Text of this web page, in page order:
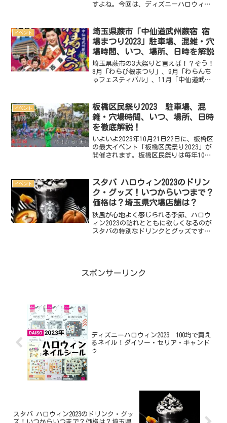
すよね。今回は、ディズニーハロウィン
アートアイテムをご紹介します。ダイソ
ー、セリア、キャ...
イベント
埼玉県蕨市「中仙道武州蕨宿 宿
場まつり2023」駐車場、混雑・穴
場時間、いつ、場所、日時を解説
埼玉県蕨市の3大祭りと言えば！？そう！
8月「わらび機まつり」、9月「わらんち
ゅフェスティバル」、11月「中仙道武州
宿 宿場まつり」が開催されます。織姫道
中パレ...
イベント
板橋区民祭り2023 駐車場、混
雑・穴場時間、いつ、場所、日時
を徹底解説！
いよいよ2023年10月21日22日に、板橋区
の最大イベント「板橋区民祭り2023」が
開催されます。板橋区民祭りは毎年10月
る大規模なイベントです。バラエティー
豊か...
イベント
スタバ ハロウィン2023のドリン
ク・グッズ！いつからいつまで？
価格は？埼玉県穴場店舗は？
秋風が心地よく感じられる季節、ハロウ
ィン2023の訪れとともに欲しくなるのが
スタバの特別なドリンクとグッズです。
スポンサーリンク
ディズニーハロウィン2023 100均で買え
るネイル！ダイソー・セリア・キャンド
ゥ
スタバ ハロウィン2023のドリンク・グッ
ズ！いつからいつまで？価格は？埼玉県